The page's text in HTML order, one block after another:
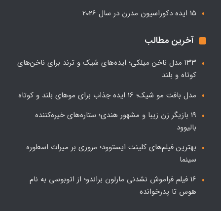
15 ایده دکوراسیون مدرن در سال 2026
آخرین مطالب
۱۳۳ مدل ناخن میلکی؛ ایده‌های شیک و ترند برای ناخن‌های
کوتاه و بلند
مدل بافت مو شیک؛ 16 ایده جذاب برای موهای بلند و کوتاه
19 بازیگر زن زیبا و مشهور هندی؛ ستاره‌های خیره‌کننده
بالیوود
بهترین فیلم‌های کلینت ایستوود؛ مروری بر میراث اسطوره
سینما
16 فیلم فراموش نشدنی مارلون براندو؛ از اتوبوسی به نام
هوس تا پدرخوانده